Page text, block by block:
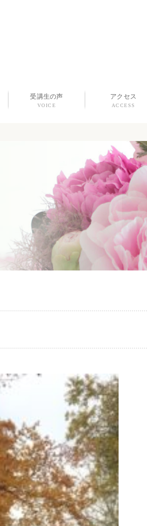
受講生の声
VOICE
アクセス
ACCESS